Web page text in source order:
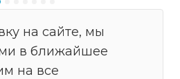
на сайте, мы
в ближайшее
на все